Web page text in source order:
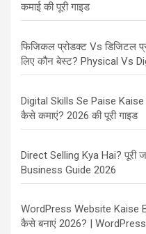
कमाई की पूरी गाइड
फिजिकल प्रोडक्ट Vs डिजिटल
लिए कौन बेस्ट? Physical Vs
Digital Skills Se Paise
कैसे कमाएं? 2026 की पूरी गाइड
Direct Selling Kya Hai? पूरी
Business Guide 2026
WordPress Website Kaise
कैसे बनाएं 2026? | WordPress